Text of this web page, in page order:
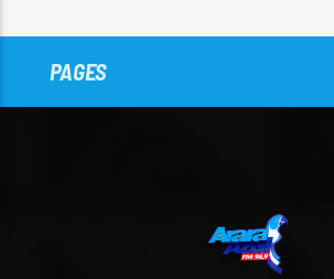
PAGES